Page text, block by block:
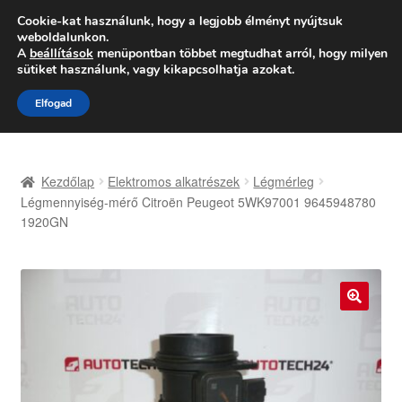
SZÁLLÍTÁS 2618 Ft-tól
Hétfő-Péntek 9:00–16:0006 80 088 054
Ugrás
a
navigációhoz
Kilépés
a
tartalomba
Adatvédelmi irányelvek
Kezdőlap Elektromos alkatrészek
Légmérleg
Légmennyiség-mérő Citroën Peugeot 5WK97001 9645948780
1920GN
Cookie-kat használunk, hogy a legjobb élményt nyújtsuk
weboldalunkon.
A beállítások menüpontban többet megtudhat arról, hogy milyen
sütiket használunk, vagy kikapcsolhatja azokat.
Elfogad